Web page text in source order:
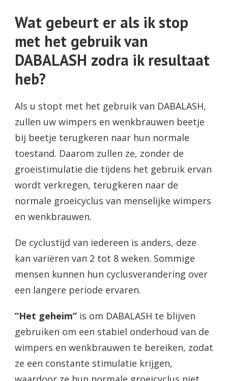
Wat gebeurt er als ik stop
met het gebruik van
DABALASH zodra ik resultaat
heb?
Als u stopt met het gebruik van DABALASH,
zullen uw wimpers en wenkbrauwen beetje
bij beetje terugkeren naar hun normale
toestand. Daarom zullen ze, zonder de
groeistimulatie die tijdens het gebruik ervan
wordt verkregen, terugkeren naar de
normale groeicyclus van menselijke wimpers
en wenkbrauwen.
De cyclustijd van iedereen is anders, deze
kan variëren van 2 tot 8 weken. Sommige
mensen kunnen hun cyclusverandering over
een langere periode ervaren.
“Het geheim” is om DABALASH te blijven
gebruiken om een ​​stabiel onderhoud van de
wimpers en wenkbrauwen te bereiken, zodat
ze een constante stimulatie krijgen,